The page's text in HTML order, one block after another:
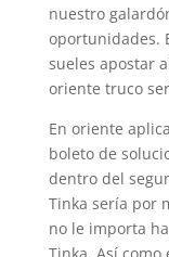
nuestro
oportunidades.
sueles apostar
oriente truco
En oriente
boleto de
dentro del
Tinka serí­a por
no le importa